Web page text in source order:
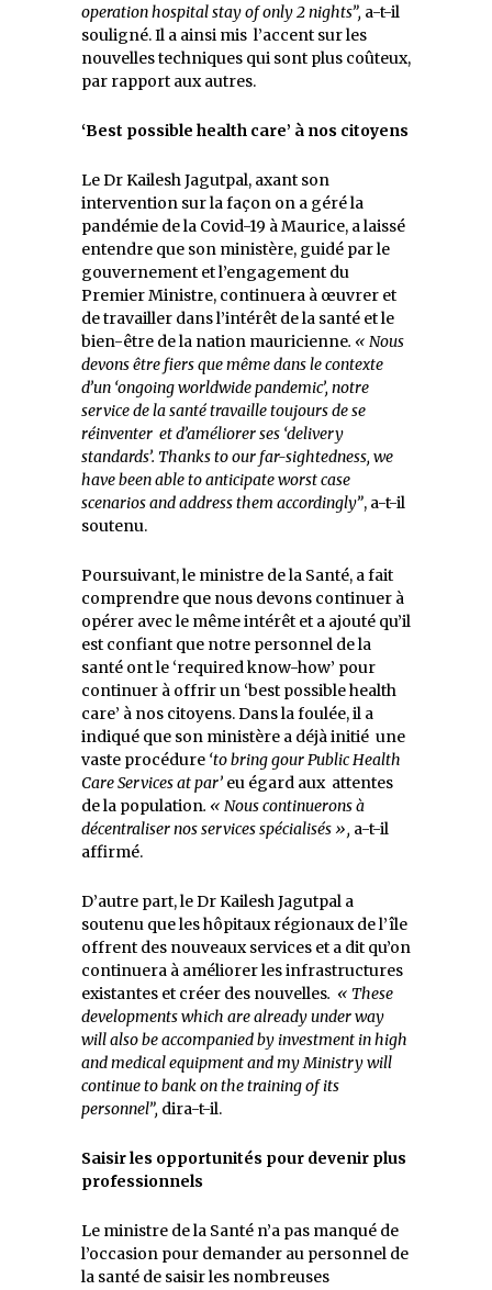
operation hospital stay of only 2 nights”, a-t-il
souligné. Il a ainsi mis l’accent sur les
nouvelles techniques qui sont plus coûteux,
par rapport aux autres.
‘Best possible health care’ à nos citoyens
Le Dr Kailesh Jagutpal, axant son
intervention sur la façon on a géré la
pandémie de la Covid-19 à Maurice, a laissé
entendre que son ministère, guidé par le
gouvernement et l’engagement du
Premier Ministre, continuera à œuvrer et
de travailler dans l’intérêt de la santé et le
bien-être de la nation mauricienne. « Nous
devons être fiers que même dans le contexte
d’un ‘ongoing worldwide pandemic’, notre
service de la santé travaille toujours de se
réinventer et d’améliorer ses ‘delivery
standards’. Thanks to our far-sightedness, we
have been able to anticipate worst case
scenarios and address them accordingly”, a-t-il
soutenu.
Poursuivant, le ministre de la Santé, a fait
comprendre que nous devons continuer à
opérer avec le même intérêt et a ajouté qu’il
est confiant que notre personnel de la
santé ont le ‘required know-how’ pour
continuer à offrir un ‘best possible health
care’ à nos citoyens. Dans la foulée, il a
indiqué que son ministère a déjà initié une
vaste procédure ‘to bring gour Public Health
Care Services at par’ eu égard aux attentes
de la population. « Nous continuerons à
décentraliser nos services spécialisés », a-t-il
affirmé.
D’autre part, le Dr Kailesh Jagutpal a
soutenu que les hôpitaux régionaux de l’île
offrent des nouveaux services et a dit qu’on
continuera à améliorer les infrastructures
existantes et créer des nouvelles. « These
developments which are already under way
will also be accompanied by investment in high
and medical equipment and my Ministry will
continue to bank on the training of its
personnel”, dira-t-il.
Saisir les opportunités pour devenir plus
professionnels
Le ministre de la Santé n’a pas manqué de
l’occasion pour demander au personnel de
la santé de saisir les nombreuses